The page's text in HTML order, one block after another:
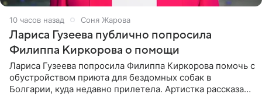
10 часов назад Соня Жарова
Лариса Гузеева публично попросила
Филиппа Киркорова о помощи
Лариса Гузеева попросила Филиппа Киркорова помочь с
обустройством приюта для бездомных собак в
Болгарии, куда недавно прилетела. Артистка рассказала